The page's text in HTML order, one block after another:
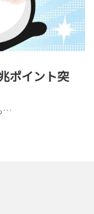
ポイント突
…